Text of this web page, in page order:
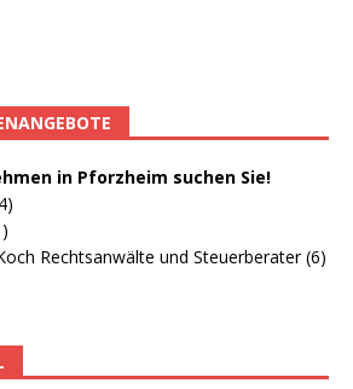
in Pforzheim suchen Sie!
Rechtsanwälte und Steuerberater (6)